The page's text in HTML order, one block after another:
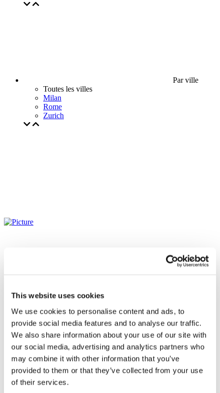
This website uses cookies
We use cookies to personalise content and ads, to
provide social media features and to analyse our traffic.
We also share information about your use of our site with
our social media, advertising and analytics partners who
may combine it with other information that you’ve
provided to them or that they’ve collected from your use
of their services.
Par ville
Toutes les villes
Milan
Rome
Zurich